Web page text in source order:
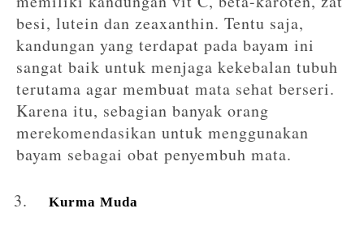
besi, lutein dan zeaxanthin. Tentu saja,
kandungan yang terdapat pada bayam ini
sangat baik untuk menjaga kekebalan tubuh
terutama agar membuat mata sehat berseri.
Karena itu, sebagian banyak orang
merekomendasikan untuk menggunakan
bayam sebagai obat penyembuh mata.
Kurma Muda